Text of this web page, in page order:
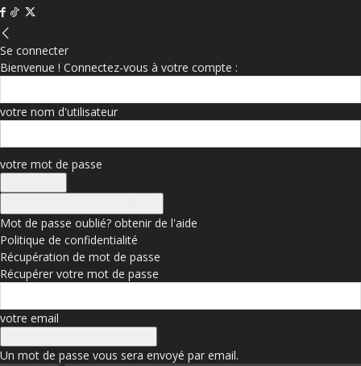
Se connecter
Bienvenue ! Connectez-vous à votre compte :
votre nom d'utilisateur
votre mot de passe
Mot de passe oublié? obtenir de l'aide
Politique de confidentialité
Récupération de mot de passe
Récupérer votre mot de passe
votre email
Un mot de passe vous sera envoyé par email.